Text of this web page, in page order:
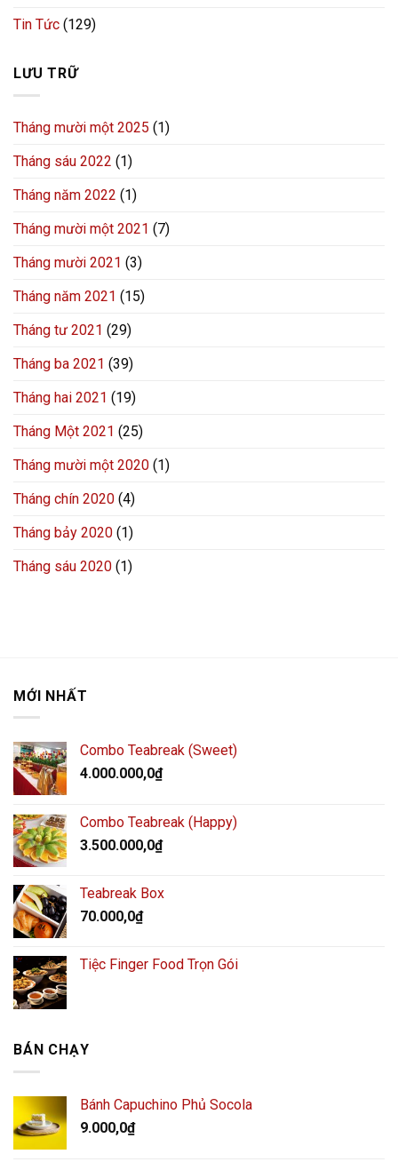
Tin Tức (129)
LƯU TRỮ
Tháng mười một 2025 (1)
Tháng sáu 2022 (1)
Tháng năm 2022 (1)
Tháng mười một 2021 (7)
Tháng mười 2021 (3)
Tháng năm 2021 (15)
Tháng tư 2021 (29)
Tháng ba 2021 (39)
Tháng hai 2021 (19)
Tháng Một 2021 (25)
Tháng mười một 2020 (1)
Tháng chín 2020 (4)
Tháng bảy 2020 (1)
Tháng sáu 2020 (1)
MỚI NHẤT
Combo Teabreak (Sweet)
4.000.000,0₫
Combo Teabreak (Happy)
3.500.000,0₫
Teabreak Box
70.000,0₫
Tiệc Finger Food Trọn Gói
BÁN CHẠY
Bánh Capuchino Phủ Socola
9.000,0₫